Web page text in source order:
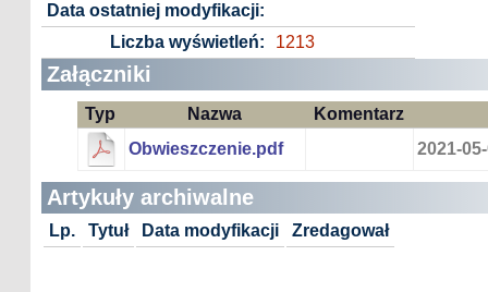
Data ostatniej modyfikacji:
Liczba wyświetleń:
1213
Załączniki
Typ Nazwa
Komentarz
Obwieszczenie.pdf
2021-
Artykuły archiwalne
Lp. Tytuł Data modyfikacji Zredagował